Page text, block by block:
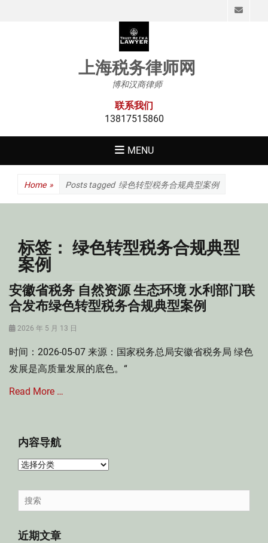
上海税务律师网
博和汉商律师
联系我们
13817515860
MENU
Home » Posts tagged 绿色转型税务合规典型案例
标签： 绿色转型税务合规典型
案例
安徽省税务 自然资源 生态环境 水利部门联
合发布绿色转型税务合规典型案例
Posted
2026 年 5 月 13 日
时间：2026-05-07 来源：国家税务总局安徽省税务局 绿色
发展是高质量发展的底色。“
Read More …
内容导航
内
导
航
Search
for:
近期文章